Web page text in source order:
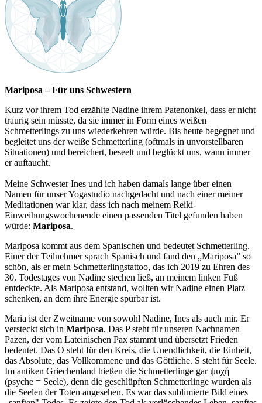
Mariposa – Für uns Schwestern
Kurz vor ihrem Tod erzählte Nadine ihrem Patenonkel, dass er nicht
traurig sein müsste, da sie immer in Form eines weißen
Schmetterlings zu uns wiederkehren würde. Bis heute begegnet und
begleitet uns der weiße Schmetterling (oftmals in unvorstellbaren
Situationen) und bereichert, beseelt und beglückt uns, wann immer
er auftaucht.
Meine Schwester Ines und ich haben damals lange über einen
Namen für unser Yogastudio nachgedacht und nach einer meiner
Meditationen war klar, dass ich nach meinem Reiki-
Einweihungswochenende einen passenden Titel gefunden haben
würde: Mariposa.
Mariposa kommt aus dem Spanischen und bedeutet Schmetterling.
Einer der Teilnehmer sprach Spanisch und fand den „Mariposa” so
schön, als er mein Schmetterlingstattoo, das ich 2019 zu Ehren des
30. Todestages von Nadine stechen ließ, an meinem linken Fuß
entdeckte. Als Mariposa entstand, wollten wir Nadine einen Platz
schenken, an dem ihre Energie spürbar ist.
Maria ist der Zweitname von sowohl Nadine, Ines als auch mir. Er
versteckt sich in Mariposa. Das P steht für unseren Nachnamen
Pazen, der vom Lateinischen Pax stammt und übersetzt Frieden
bedeutet. Das O steht für den Kreis, die Unendlichkeit, die Einheit,
das Absolute, das Vollkommene und das Göttliche. S steht für Seele.
Im antiken Griechenland hießen die Schmetterlinge gar ψυχή
(psyche = Seele), denn die geschlüpften Schmetterlinge wurden als
die Seelen der Toten angesehen. Es war das sublimierte Bild eines